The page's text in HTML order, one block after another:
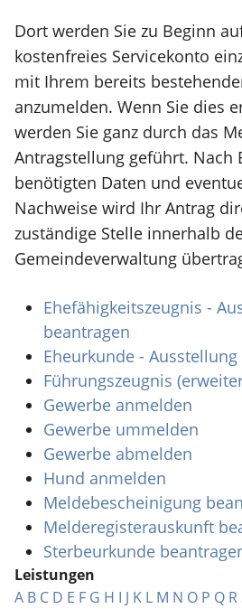
Dort werden Sie zu Beginn
kostenfreies Servicekonto
mit Ihrem bereits
anzumelden. Wenn Sie dies
werden Sie ganz durch das
Antragstellung geführt. Nach
benötigten Daten und
Nachweise wird Ihr Antrag
zuständige Stelle innerhalb
Gemeindeverwaltung
Ehefähigkeitszeugnis -
beantragen
Eheurkunde -
Führungszeugnis
Gewerbe anmelden
Gewerbe ummelden
Gewerbe abmelden
Hund anmelden
Meldebescheinigung
Melderegisterauskunft
Sterbeurkunde
Leistungen
A B C D E F G H I J K L M N O P Q R